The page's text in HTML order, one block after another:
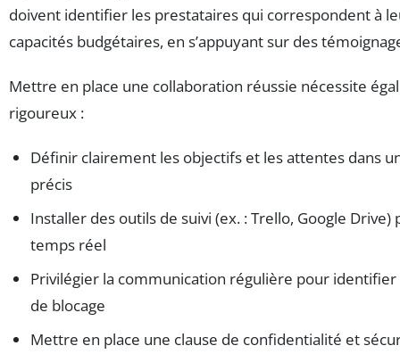
doivent identifier les prestataires qui correspondent à
capacités budgétaires, en s’appuyant sur des
Mettre en place une collaboration réussie nécessite
rigoureux :
Définir clairement les objectifs et les attentes dans
précis
Installer des outils de suivi (ex. : Trello, Google
temps réel
Privilégier la communication régulière pour
de blocage
Mettre en place une clause de confidentialité et